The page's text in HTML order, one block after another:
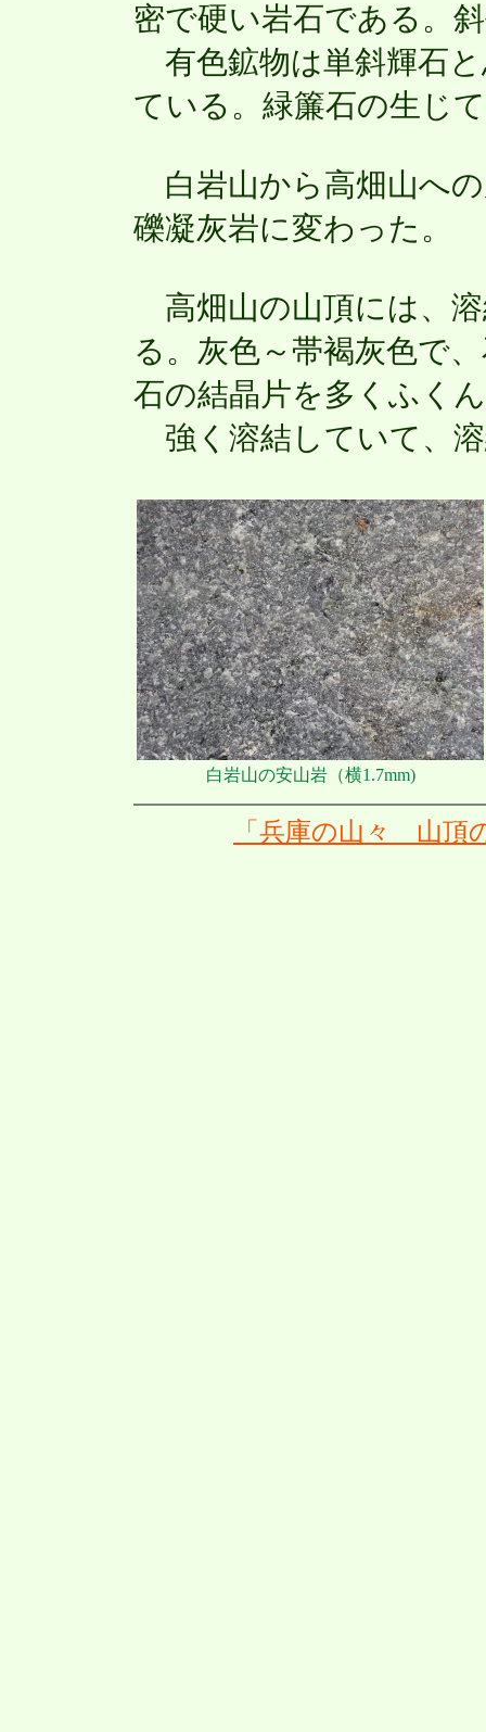
密で硬い岩石である。
有色鉱物は単斜輝石
ている。緑簾石の生じ
白岩山から高畑山へ
礫凝灰岩に変わった。
高畑山の山頂には、
る。灰色～帯褐灰色で
石の結晶片を多くふく
強く溶結していて、
白岩山の安山岩（横1.7mm)
「兵庫の山々 山頂